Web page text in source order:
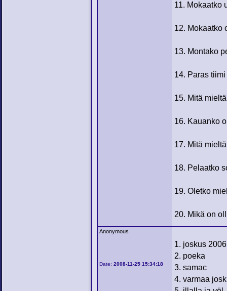
11. Mokaatko
12. Mokaatko
13. Montako
14. Paras
15. Mitä
16. Kauanko
17. Mitä
18. Pelaatko
19. Oletko
20. Mikä on
Anonymous
Date:2008-11-25 15:34:18
1. joskus
2. poeka
3. samac
4. varmaa